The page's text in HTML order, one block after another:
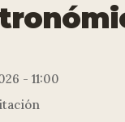
- 11:00